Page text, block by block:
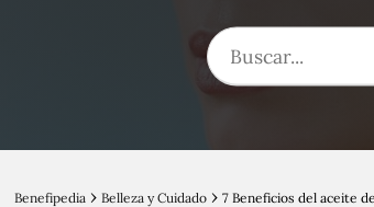
Benefipedia Belleza y Cuidado 7 Beneficios del aceite